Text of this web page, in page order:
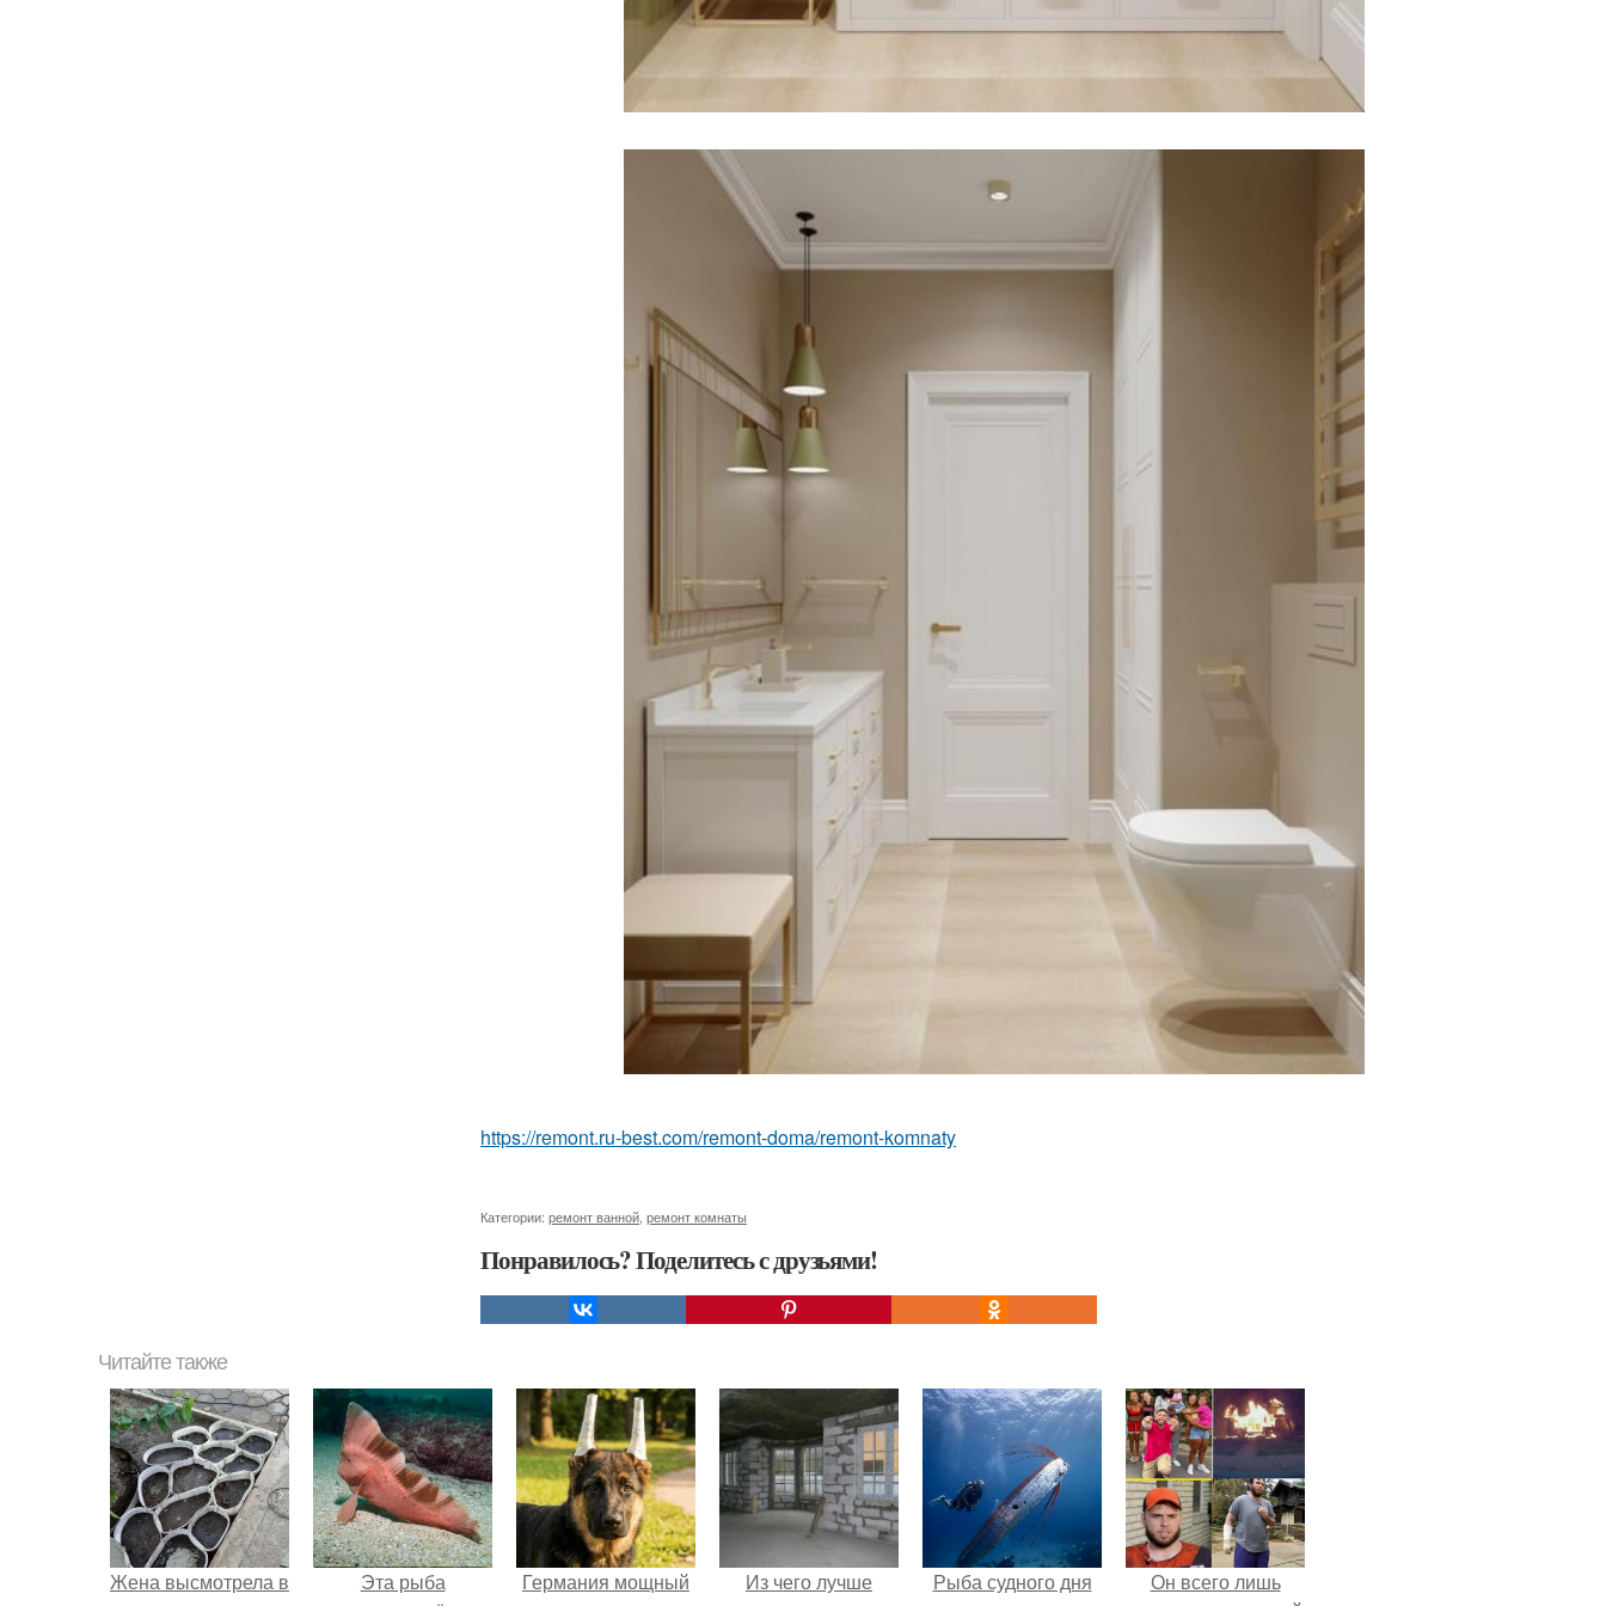
https://remont.ru-best.com/remont-doma/remont-komnaty
Категории: ремонт ванной ремонт комнаты
Понравилось? Поделитесь с друзьями!
Читайте также
Жена высмотрела в
Эта рыба
Германия мощный
Из чего лучше
Рыба судного дня
Он всего лишь